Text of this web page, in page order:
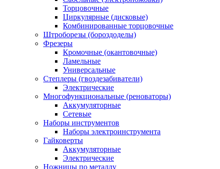
Торцовочные
Циркулярные (дисковые)
Комбинированные торцовочные
Штроборезы (бороздоделы)
Фрезеры
Кромочные (окантовочные)
Ламельные
Универсальные
Степлеры (гвоздезабиватели)
Электрические
Многофункциональные (реноваторы)
Аккумуляторные
Сетевые
Наборы инструментов
Наборы электроинструмента
Гайковерты
Аккумуляторные
Электрические
Ножницы по металлу